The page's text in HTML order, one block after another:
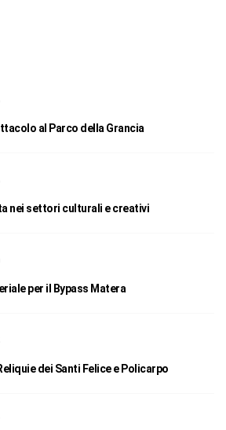
al Parco della Grancia
nei settori culturali e creativi
per il Bypass Matera
dei Santi Felice e Policarpo